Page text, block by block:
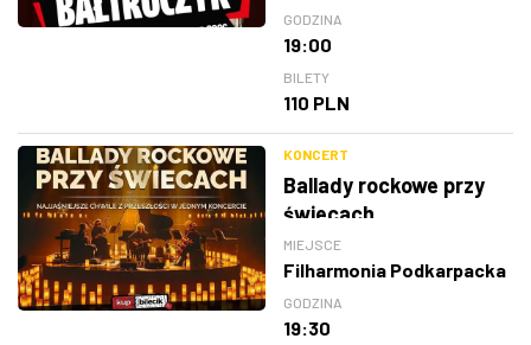
GODZINA
19:00
BILETY
110 PLN
KONCERT
Ballady rockowe przy
świecach
MIEJSCE
Filharmonia Podkarpacka
GODZINA
19:30